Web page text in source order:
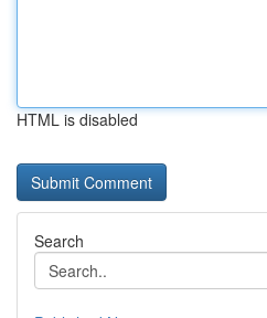
HTML is disabled
Search